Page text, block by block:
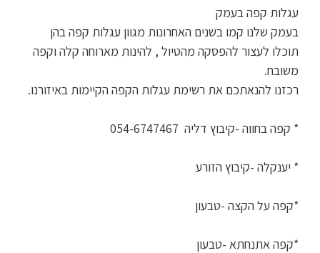
עגלות קפה בעמק
בעמק שלנו קמו בשנים האחרונות מגוון עגלות קפה בהן
תוכלו לעצור להפסקה מהטיול , להינות מארוחה קלה וקפה
משובח.
רכזנו להנאתכם את רשימת עגלות הקפה הקיימות באיזורנו.
* קפה בחווה -קיבוץ דליה 054-6747467
* יענקלה -קיבוץ הזורע
*קפה על הקצה -טבעון
*קפה אתנחתא -טבעון